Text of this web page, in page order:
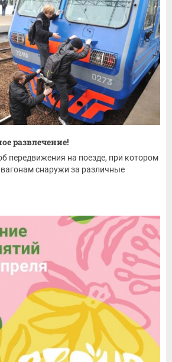
развлечение!
передвижения на поезде, при котором
вагонам снаружи за различные